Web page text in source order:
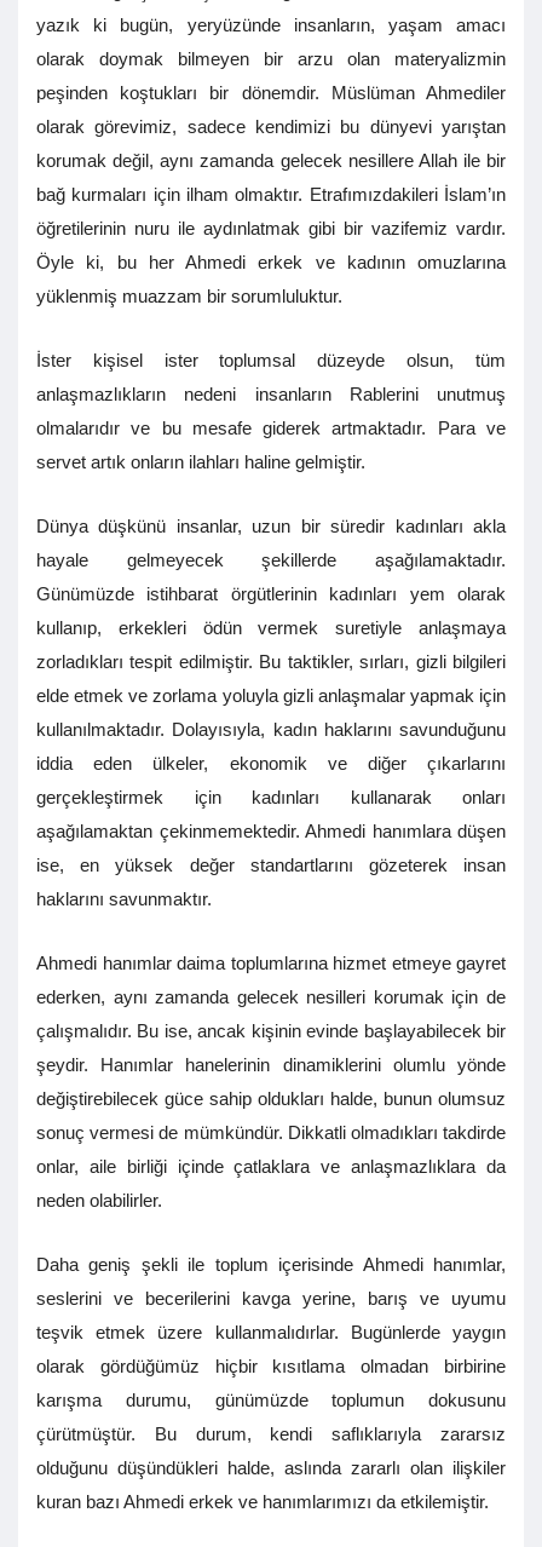
yazık ki bugün, yeryüzünde insanların, yaşam amacı
olarak doymak bilmeyen bir arzu olan materyalizmin
peşinden koştukları bir dönemdir. Müslüman Ahmediler
olarak görevimiz, sadece kendimizi bu dünyevi yarıştan
korumak değil, aynı zamanda gelecek nesillere Allah ile bir
bağ kurmaları için ilham olmaktır. Etrafımızdakileri İslam’ın
öğretilerinin nuru ile aydınlatmak gibi bir vazifemiz vardır.
Öyle ki, bu her Ahmedi erkek ve kadının omuzlarına
yüklenmiş muazzam bir sorumluluktur.
İster kişisel ister toplumsal düzeyde olsun, tüm
anlaşmazlıkların nedeni insanların Rablerini unutmuş
olmalarıdır ve bu mesafe giderek artmaktadır. Para ve
servet artık onların ilahları haline gelmiştir.
Dünya düşkünü insanlar, uzun bir süredir kadınları akla
hayale gelmeyecek şekillerde aşağılamaktadır.
Günümüzde istihbarat örgütlerinin kadınları yem olarak
kullanıp, erkekleri ödün vermek suretiyle anlaşmaya
zorladıkları tespit edilmiştir. Bu taktikler, sırları, gizli bilgileri
elde etmek ve zorlama yoluyla gizli anlaşmalar yapmak için
kullanılmaktadır. Dolayısıyla, kadın haklarını savunduğunu
iddia eden ülkeler, ekonomik ve diğer çıkarlarını
gerçekleştirmek için kadınları kullanarak onları
aşağılamaktan çekinmemektedir. Ahmedi hanımlara düşen
ise, en yüksek değer standartlarını gözeterek insan
haklarını savunmaktır.
Ahmedi hanımlar daima toplumlarına hizmet etmeye gayret
ederken, aynı zamanda gelecek nesilleri korumak için de
çalışmalıdır. Bu ise, ancak kişinin evinde başlayabilecek bir
şeydir. Hanımlar hanelerinin dinamiklerini olumlu yönde
değiştirebilecek güce sahip oldukları halde, bunun olumsuz
sonuç vermesi de mümkündür. Dikkatli olmadıkları takdirde
onlar, aile birliği içinde çatlaklara ve anlaşmazlıklara da
neden olabilirler.
Daha geniş şekli ile toplum içerisinde Ahmedi hanımlar,
seslerini ve becerilerini kavga yerine, barış ve uyumu
teşvik etmek üzere kullanmalıdırlar. Bugünlerde yaygın
olarak gördüğümüz hiçbir kısıtlama olmadan birbirine
karışma durumu, günümüzde toplumun dokusunu
çürütmüştür. Bu durum, kendi saflıklarıyla zararsız
olduğunu düşündükleri halde, aslında zararlı olan ilişkiler
kuran bazı Ahmedi erkek ve hanımlarımızı da etkilemiştir.